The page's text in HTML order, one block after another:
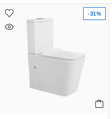
-31%